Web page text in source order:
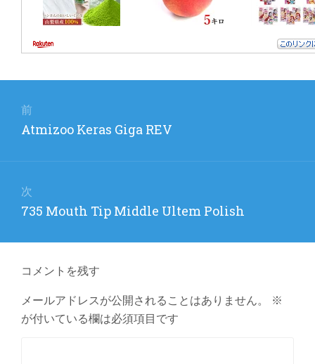
シ
前
前
Atmizoo Keras Giga REV
次
次
投
735 Mouth Tip Middle Ultem Polish
コメントを残す
メールアドレスが公開されることはありません。
※
が付いている欄は必須項目です